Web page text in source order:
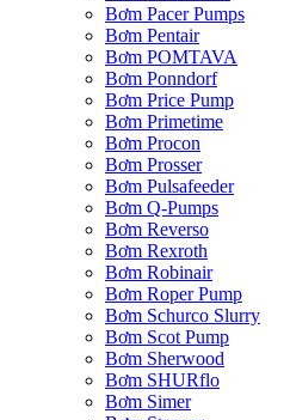
Bơm Pacer Pumps
Bơm Pentair
Bơm POMTAVA
Bơm Ponndorf
Bơm Price Pump
Bơm Primetime
Bơm Procon
Bơm Prosser
Bơm Pulsafeeder
Bơm Q-Pumps
Bơm Reverso
Bơm Rexroth
Bơm Robinair
Bơm Roper Pump
Bơm Schurco Slurry
Bơm Scot Pump
Bơm Sherwood
Bơm SHURflo
Bơm Simer